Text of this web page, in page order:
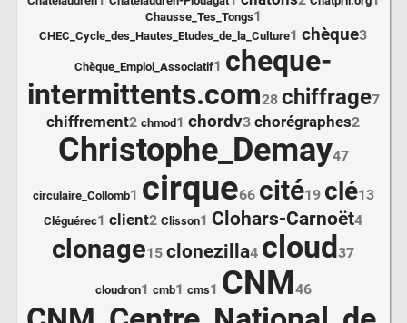
Chausse_Tes_Tongs1
CHEC_Cycle_des_Hautes_Etudes_de_la_Culture1 chèque3
Chèque_Emploi_Associatif1 cheque-
intermittents.com28 chiffrage7
chiffrement2 chmod 1 chordv3 chorégraphes2
Christophe_Demay47
circulaire_Collomb1 cirque66 cité19 clé13
Cléguérec1 client2 Clisson1 Clohars-Carnoët4
clonage15 clonezilla4 cloud37
cloudron1 cmb1 cms1 CNM46